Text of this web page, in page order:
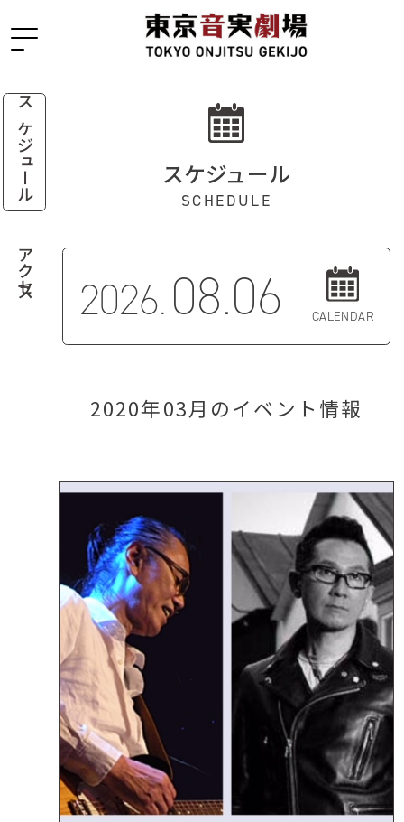
スケジュール
アクセス
スケジュール
SCHEDULE
2026.08.06 CALENDAR
2020年03月のイベント情報